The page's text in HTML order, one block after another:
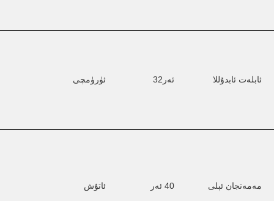
ئابلەت ئابدۇللا ئەر32 ئۈرۈمچى
مەمەتجان ئېلى 40 ئەر ئاتۇش